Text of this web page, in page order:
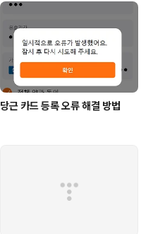
당근 카드 등록 오류 해결 방법